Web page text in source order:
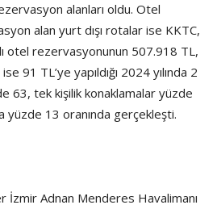
alanları oldu. Otel
alan yurt dışı rotalar ise KKTC,
otel rezervasyonunun 507.918 TL,
91 TL’ye yapıldığı 2024 yılında 2
63, tek kişilik konaklamalar yüzde
yüzde 13 oranında gerçekleşti.
İzmir Adnan Menderes Havalimanı